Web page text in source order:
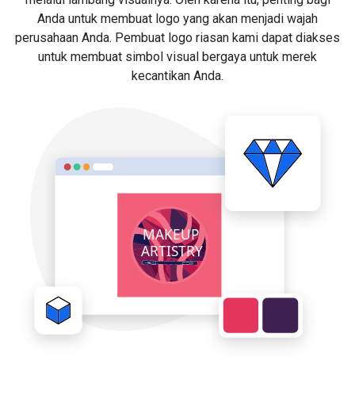
Anda untuk membuat logo yang akan menjadi wajah
perusahaan Anda. Pembuat logo riasan kami dapat diakses
untuk membuat simbol visual bergaya untuk merek
kecantikan Anda.